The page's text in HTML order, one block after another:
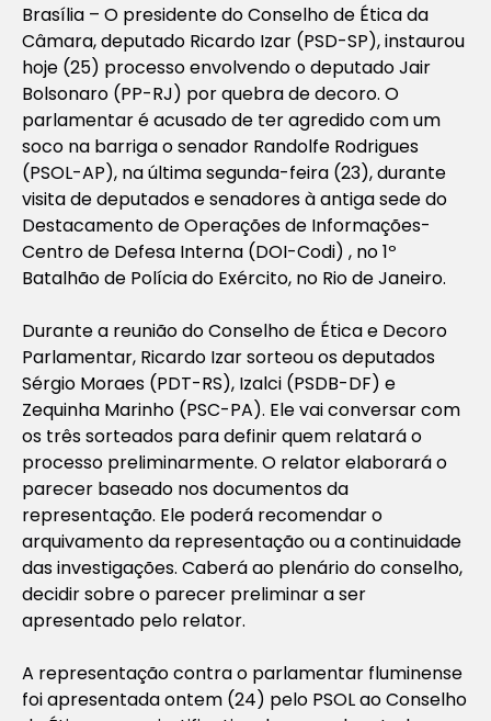
Brasília – O presidente do Conselho de Ética da
Câmara, deputado Ricardo Izar (PSD-SP), instaurou
hoje (25) processo envolvendo o deputado Jair
Bolsonaro (PP-RJ) por quebra de decoro. O
parlamentar é acusado de ter agredido com um
soco na barriga o senador Randolfe Rodrigues
(PSOL-AP), na última segunda-feira (23), durante
visita de deputados e senadores à antiga sede do
Destacamento de Operações de Informações-
Centro de Defesa Interna (DOI-Codi) , no 1º
Batalhão de Polícia do Exército, no Rio de Janeiro.
Durante a reunião do Conselho de Ética e Decoro
Parlamentar, Ricardo Izar sorteou os deputados
Sérgio Moraes (PDT-RS), Izalci (PSDB-DF) e
Zequinha Marinho (PSC-PA). Ele vai conversar com
os três sorteados para definir quem relatará o
processo preliminarmente. O relator elaborará o
parecer baseado nos documentos da
representação. Ele poderá recomendar o
arquivamento da representação ou a continuidade
das investigações. Caberá ao plenário do conselho,
decidir sobre o parecer preliminar a ser
apresentado pelo relator.
A representação contra o parlamentar fluminense
foi apresentada ontem (24) pelo PSOL ao Conselho